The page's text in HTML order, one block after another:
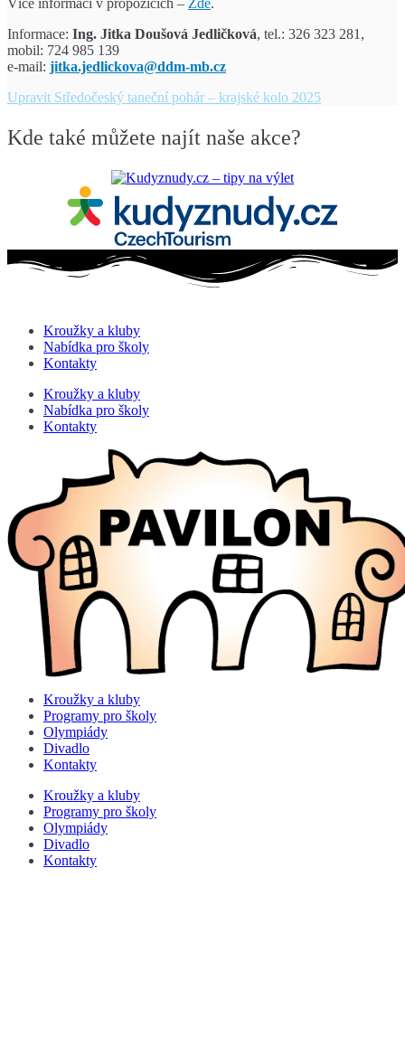
Více informací v propozicích – Zde.
Informace: Ing. Jitka Doušová Jedličková, tel.: 326 323 281,
mobil: 724 985 139
e-mail: jitka.jedlickova@ddm-mb.cz
Upravit Středočeský taneční pohár – krajské kolo 2025
Kde také můžete najít naše akce?
Kroužky a kluby
Nabídka pro školy
Kontakty
Kroužky a kluby
Nabídka pro školy
Kontakty
Kroužky a kluby
Programy pro školy
Olympiády
Divadlo
Kontakty
Kroužky a kluby
Programy pro školy
Olympiády
Divadlo
Kontakty